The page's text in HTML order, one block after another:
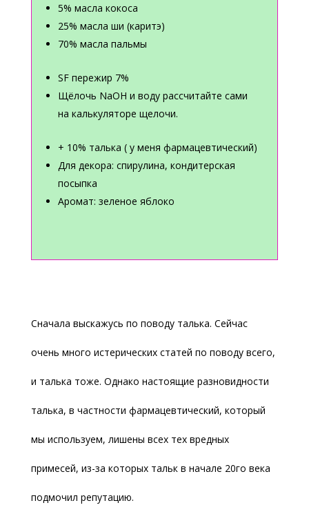
5% масла кокоса
25% масла ши (каритэ)
70% масла пальмы
SF пережир 7%
Щёлочь NaOH и воду рассчитайте сами
на калькуляторе щелочи.
+ 10% талька ( у меня фармацевтический)
Для декора: спирулина, кондитерская
посыпка
Аромат: зеленое яблоко
Сначала выскажусь по поводу талька. Сейчас
очень много истерических статей по поводу всего,
и талька тоже. Однако настоящие разновидности
талька, в частности фармацевтический, который
мы используем, лишены всех тех вредных
примесей, из-за которых тальк в начале 20го века
подмочил репутацию.